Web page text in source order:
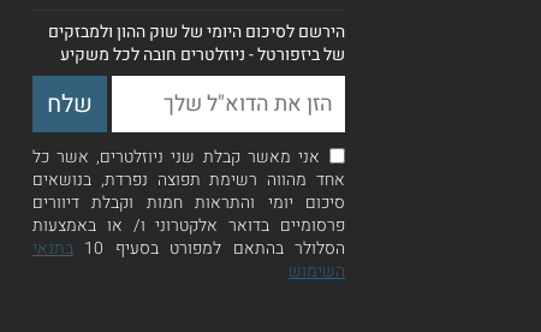
הירשם לסיכום היומי של שוק ההון ולמבזקים
של ביזפורטל - ניוזלטרים חובה לכל משקיע
אני מאשר קבלת שני ניוזלטרים, אשר כל
אחד מהווה רשימת תפוצה נפרדת, בנושאים
סיכום יומי והתראות חמות וקבלת דיוורים
פרסומיים בדואר אלקטרוני ו/ או באמצעות
הסלולר בהתאם למפורט בסעיף 10
בתנאי
השימוש